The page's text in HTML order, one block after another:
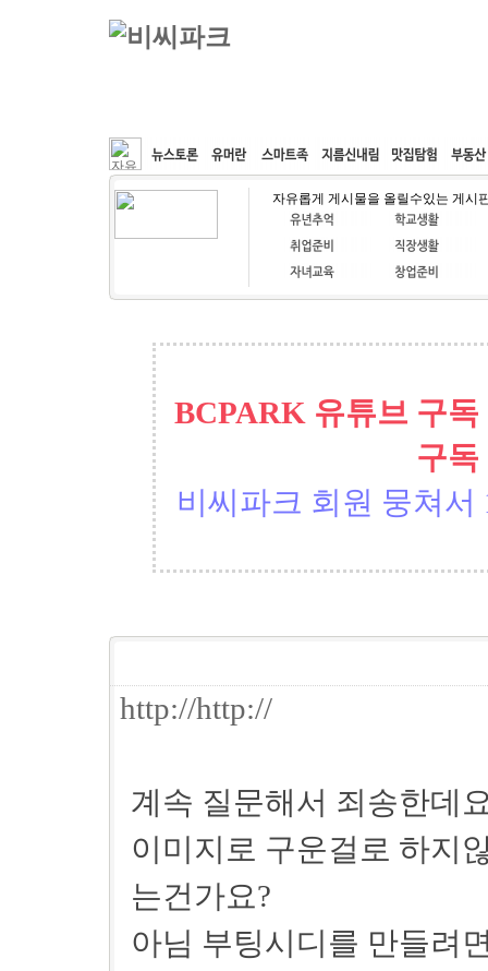
커뮤니티 속도패치 웹호스팅 공동구매
자유롭게 게시물을 올릴수있는 게시
BCPARK 유튜브 구
구독
비씨파크 회원 뭉쳐서
http://http://
계속 질문해서 죄송한데
이미지로 구운걸로 하지
는건가요?
아님 부팅시디를 만들려